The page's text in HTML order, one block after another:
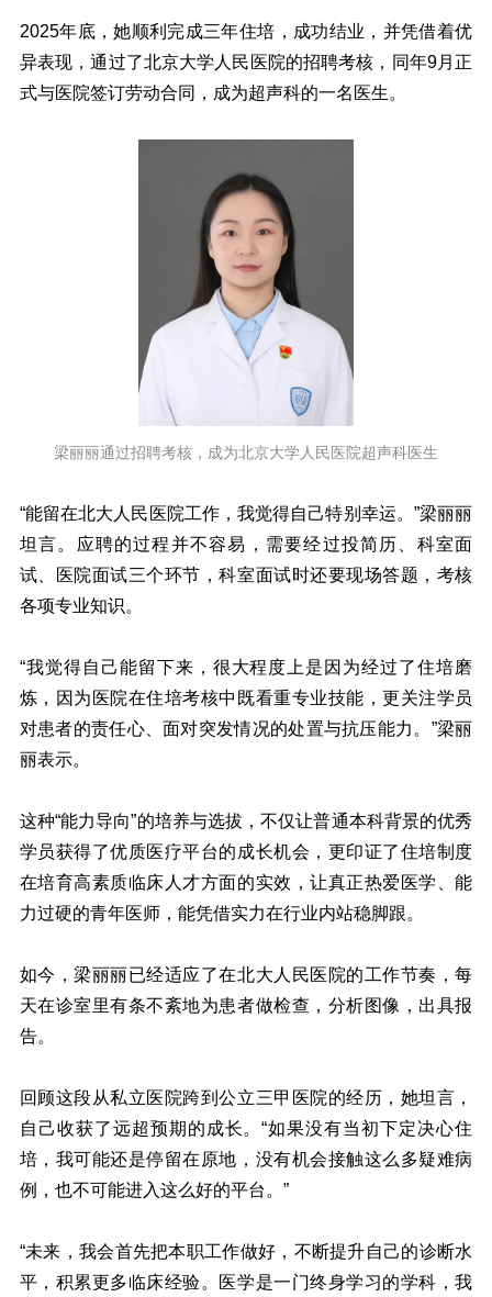
2025年底，她顺利完成三年住培，成功结业，并凭借着优
异表现，通过了北京大学人民医院的招聘考核，同年9月正
式与医院签订劳动合同，成为超声科的一名医生。
梁丽丽通过招聘考核，成为北京大学人民医院超声科医生
“能留在北大人民医院工作，我觉得自己特别幸运。”梁丽丽
坦言。应聘的过程并不容易，需要经过投简历、科室面
试、医院面试三个环节，科室面试时还要现场答题，考核
各项专业知识。
“我觉得自己能留下来，很大程度上是因为经过了住培磨
炼，因为医院在住培考核中既看重专业技能，更关注学员
对患者的责任心、面对突发情况的处置与抗压能力。”梁丽
丽表示。
这种“能力导向”的培养与选拔，不仅让普通本科背景的优秀
学员获得了优质医疗平台的成长机会，更印证了住培制度
在培育高素质临床人才方面的实效，让真正热爱医学、能
力过硬的青年医师，能凭借实力在行业内站稳脚跟。
如今，梁丽丽已经适应了在北大人民医院的工作节奏，每
天在诊室里有条不紊地为患者做检查，分析图像，出具报
告。
回顾这段从私立医院跨到公立三甲医院的经历，她坦言，
自己收获了远超预期的成长。“如果没有当初下定决心住
培，我可能还是停留在原地，没有机会接触这么多疑难病
例，也不可能进入这么好的平台。”
“未来，我会首先把本职工作做好，不断提升自己的诊断水
平，积累更多临床经验。医学是一门终身学习的学科，我